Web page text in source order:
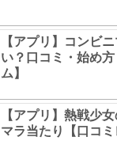
【アプリ】コンビ
い？口コミ・始め
ム】
【アプリ】熱戦少
マラ当たり【口コミ